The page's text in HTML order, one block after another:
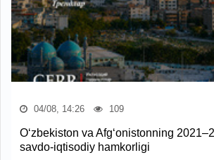
04/08, 14:26 109
O‘zbekiston va Afg‘onistonning
savdo-iqtisodiy hamkorligi